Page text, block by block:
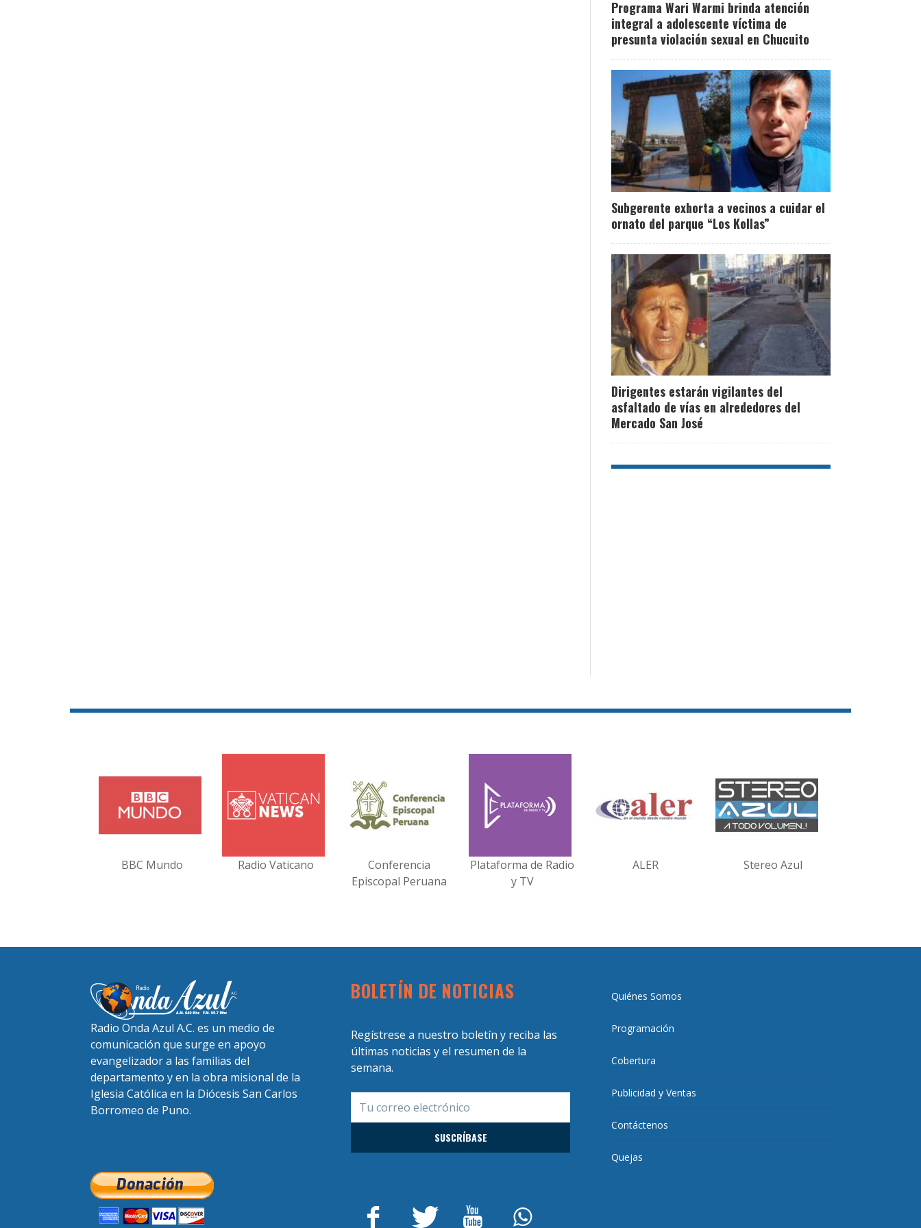
Programa Wari Warmi brinda atención
integral a adolescente víctima de
presunta violación sexual en Chucuito
Subgerente exhorta a vecinos a cuidar el
ornato del parque “Los Kollas”
Dirigentes estarán vigilantes del
asfaltado de vías en alrededores del
Mercado San José
BBC Mundo Radio Vaticano
Conferencia
Episcopal Peruana
Plataforma de Radio
y TV
ALER Stereo Azul
Radio Onda Azul A.C. es un medio de
comunicación que surge en apoyo
evangelizador a las familias del
departamento y en la obra misional de la
Iglesia Católica en la Diócesis San Carlos
Borromeo de Puno.
BOLETÍN DE NOTICIAS
Regístrese a nuestro boletín y reciba las
últimas noticias y el resumen de la
semana.
Quiénes Somos
Programación
Cobertura
Publicidad y Ventas
Contáctenos
Quejas